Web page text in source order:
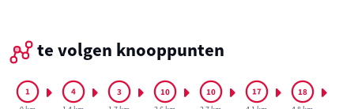
te volgen knooppunten